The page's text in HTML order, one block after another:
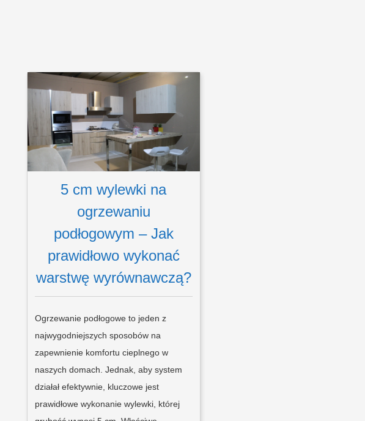
5 cm wylewki na
ogrzewaniu
podłogowym – Jak
prawidłowo wykonać
warstwę wyrównawczą?
Ogrzewanie podłogowe to jeden z
najwygodniejszych sposobów na
zapewnienie komfortu cieplnego w
naszych domach. Jednak, aby system
działał efektywnie, kluczowe jest
prawidłowe wykonanie wylewki, której